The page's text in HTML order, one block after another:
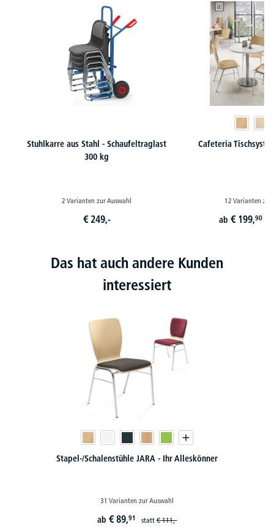
Stuhlkarre aus Stahl - Schaufeltraglast
300 kg
2 Varianten zur Auswahl
€ 249,-
Cafeteria
12 Varianten zur
ab € 199,90
Das hat auch andere Kunden
interessiert
Stapel-/Schalenstühle JARA - Ihr Alleskönner
31 Varianten zur Auswahl
ab € 89,91 statt€ 111,-